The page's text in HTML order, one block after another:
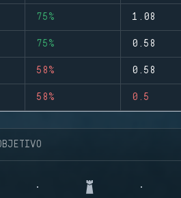
75% 1.08
75% 0.58
58% 0.58
58% 0.5